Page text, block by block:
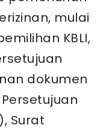
mulai
KBLI,
dokumen
Surat